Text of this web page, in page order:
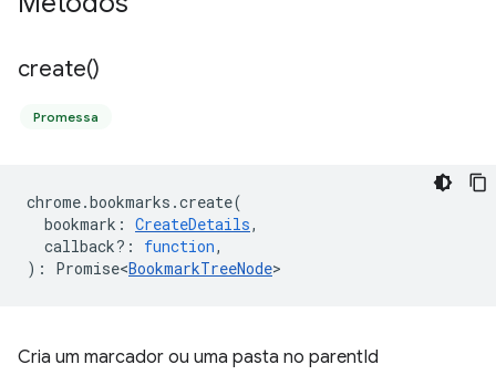
create()
Promessa
chrome.bookmarks .create(
bookmark : CreateDetails,
callback? : function,
) : Promise<BookmarkTreeNode>
Cria um marcador ou uma pasta no parentId